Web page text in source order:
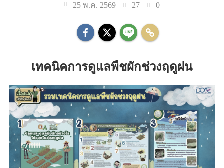
25 พ.ค. 2569 27 0
เทคนิคการดูแลพืชผักช่วงฤดูฝน